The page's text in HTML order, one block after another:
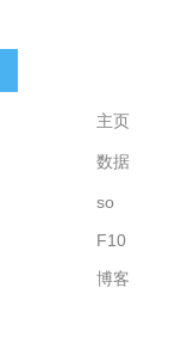
主页
数据
so
F10
博客